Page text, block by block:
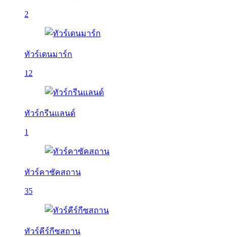
2
ทัวร์เดนมาร์ก
12
ทัวร์กรีนแลนด์
1
ทัวร์คาซัคสถาน
35
ทัวร์คีร์กีซสถาน